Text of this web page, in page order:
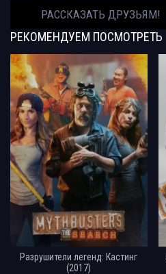
РАССКАЗАТЬ ДРУЗЬЯМ!
РЕКОМЕНДУЕМ ПОСМОТРЕТЬ
Разрушители легенд: Кастинг
(2017)